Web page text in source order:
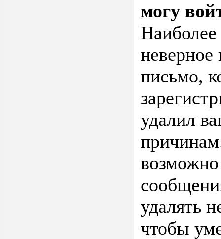
могу
неверное
письмо,
удалил
удалять
чтобы